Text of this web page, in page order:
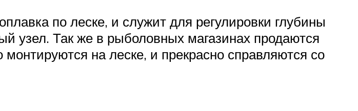
по леске, и служит для регулировки глубины
узел. Так же в рыболовных магазинах продаются
на леске, и прекрасно справляются со